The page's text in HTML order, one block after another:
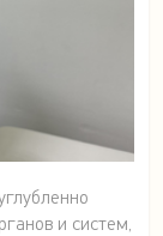
и систем,